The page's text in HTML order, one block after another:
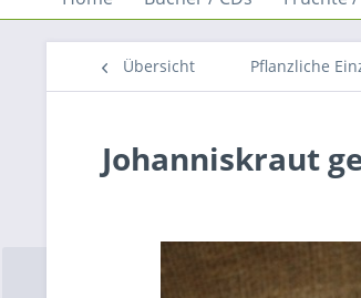
Übersicht Pflanzliche
Johanniskraut